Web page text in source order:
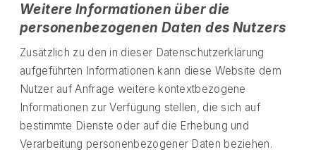
Weitere Informationen über die
personenbezogenen Daten des Nutzers
Zusätzlich zu den in dieser Datenschutzerklärung
aufgeführten Informationen kann diese Website dem
Nutzer auf Anfrage weitere kontextbezogene
Informationen zur Verfügung stellen, die sich auf
bestimmte Dienste oder auf die Erhebung und
Verarbeitung personenbezogener Daten beziehen.